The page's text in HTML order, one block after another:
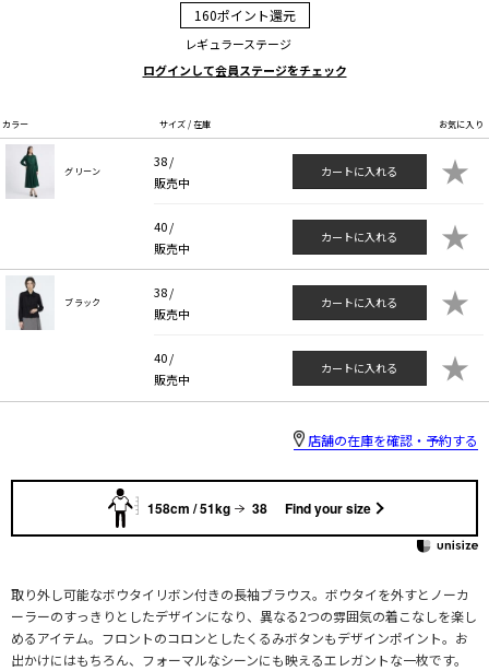
160ポイント還元
レギュラーステージ
ログインして会員ステージをチェック
カラー サイズ / 在庫 お気に入り
グリーン
38 /
販売中
カートに入れる ★
40 /
販売中
カートに入れる ★
ブラック
38 /
販売中
カートに入れる ★
40 /
販売中
カートに入れる ★
店舗の在庫を確認・予約する
158cm / 51kg 38 Find your size
取り外し可能なボウタイリボン付きの長袖ブラウス。ボウタイを外すとノーカ
ーラーのすっきりとしたデザインになり、異なる2つの雰囲気の着こなしを楽し
めるアイテム。フロントのコロンとしたくるみボタンもデザインポイント。お
出かけにはもちろん、フォーマルなシーンにも映えるエレガントな一枚です。